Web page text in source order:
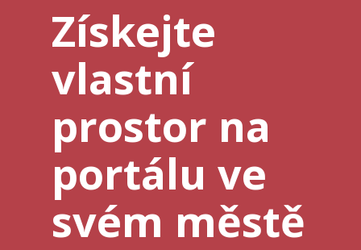
Získejte
vlastní
prostor na
portálu ve
svém městě